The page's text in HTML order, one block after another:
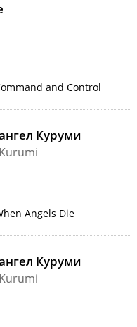
and Control
Куруми
Angels Die
Куруми